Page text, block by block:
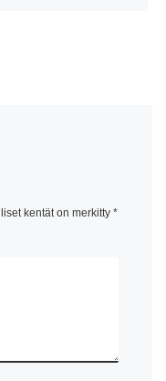
kentät on merkitty *